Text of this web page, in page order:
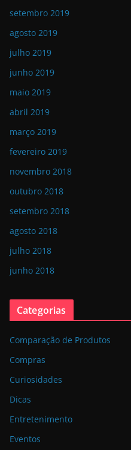
setembro 2019
agosto 2019
julho 2019
junho 2019
maio 2019
abril 2019
março 2019
fevereiro 2019
novembro 2018
outubro 2018
setembro 2018
agosto 2018
julho 2018
junho 2018
Categorias
Comparação de Produtos
Compras
Curiosidades
Dicas
Entretenimento
Eventos